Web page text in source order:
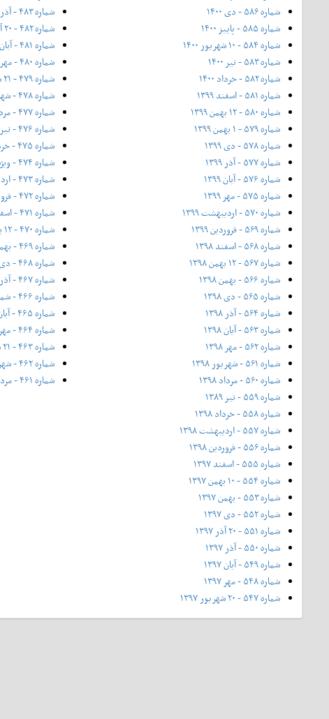
شماره ۵۸۶ - دی ۱۴۰۰
شماره ۵۸۵ - پاییز ۱۴۰۰
شماره ۵۸۴ - ۱۰ شهریور ۱۴۰۰
شماره ۵۸۳ - تیر ۱۴۰۰
شماره ۵۸۲ - خرداد ۱۴۰۰
شماره ۵۸۱ - اسفند ۱۳۹۹
شماره ۵۸۰ - ۱۲ بهمن ۱۳۹۹
شماره ۵۷۹ - ۱ بهمن ۱۳۹۹
شماره ۵۷۸ - دی ۱۳۹۹
شماره ۵۷۷ - آذر ۱۳۹۹
شماره ۵۷۶ - آبان ۱۳۹۹
شماره ۵۷۵ - مهر ۱۳۹۹
شماره ۵۷۰ - اردیبهشت ۱۳۹۹
شماره ۵۶۹ - فروردین ۱۳۹۹
شماره ۵۶۸ - اسفند ۱۳۹۸
شماره ۵۶۷ - ۱۲ بهمن ۱۳۹۸
شماره ۵۶۶ - بهمن ۱۳۹۸
شماره ۵۶۵ - دی ۱۳۹۸
شماره ۵۶۴ - آذر ۱۳۹۸
شماره ۵۶۳ - آیان ۱۳۹۸
شماره ۵۶۲ - مهر ۱۳۹۸
شماره ۵۶۱ - شهریور ۱۳۹۸
شماره ۵۶۰ - مرداد ۱۳۹۸
شماره ۵۵۹ - تیر ۱۳۸۹
شماره ۵۵۸ - خرداد ۱۳۹۸
شماره ۵۵۷ - اردیبهشت ۱۳۹۸
شماره ۵۵۶ - فروردین ۱۳۹۸
شماره ۵۵۵ - اسفند ۱۳۹۷
شماره ۵۵۴ - ۱۰ بهمن ۱۳۹۷
شماره ۵۵۳ - بهمن ۱۳۹۷
شماره ۵۵۲ - دی ۱۳۹۷
شماره ۵۵۱ - ۲۰ آذر ۱۳۹۷
شماره ۵۵۰ - آذر ۱۳۹۷
شماره ۵۴۹ - آبان ۱۳۹۷
شماره ۵۴۸ - مهر ۱۳۹۷
شماره ۵۴۷ - ۲۰ شهریور ۱۳۹۷
شماره ۴۸۳ - آذر ۱۳۹۳
شماره ۴۸۲ - ۲۰ آبان ۱۳۹۳ - فوق‌العاده‌ی پاییز
شماره ۴۸۱ - آبان ۱۳۹۳
شماره ۴۸۰ - مهر ۱۳۹۳
شماره ۴۷۹ - ۲۱ شهریور ۱۳۹۳
شماره ۴۷۸ - شهریور ۱۳۹۳
شماره ۴۷۷ - مرداد ۱۳۹۳
شماره ۴۷۶ - تیر ۱۳۹۳
شماره ۴۷۵ - خرداد ۱۳۹۳
شماره ۴۷۴ - ویژه بهار - ۲۰ اردیبهشت ۱۳۹۳
شماره ۴۷۳ - اردیبهشت ۱۳۹۳
شماره ۴۷۲ - فروردین ۱۳۹۳
شماره ۴۷۱ - اسفند ۱۳۹۲
شماره ۴۷۰ - ۱۲ بهمن ۱۳۹۲ (ویژه جشنواره فیلم فجر)
شماره ۴۶۹ - بهمن ۱۳۹۲
شماره ۴۶۸ - دی ۱۳۹۲
شماره ۴۶۷ - آذر ۱۳۹۲
شماره ۴۶۶ - شماره‌ی ۴۶۶، ویژه‌ی پاییز ۱۳۹۲
شماره ۴۶۵ - آبان ۱۳۹۲
شماره ۴۶۴ - مهر
شماره ۴۶۳ - ۲۱ شهریور
شماره ۴۶۲ - شهریور ۱۳۹۲
شماره ۴۶۱ - مرداد ۱۳۹۲